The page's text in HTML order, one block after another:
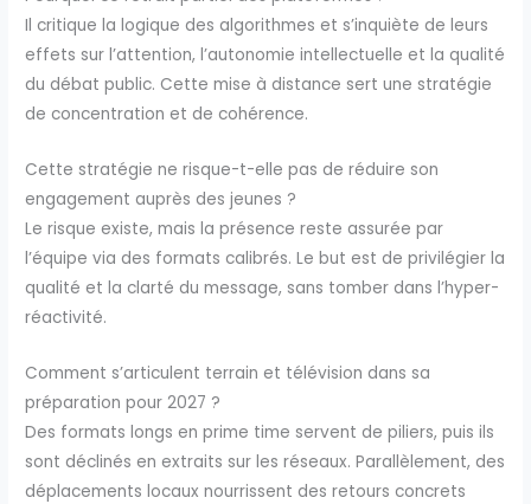
Il critique la logique des algorithmes et s’inquiète de leurs
effets sur l’attention, l’autonomie intellectuelle et la qualité
du débat public. Cette mise à distance sert une stratégie
de concentration et de cohérence.
Cette stratégie ne risque-t-elle pas de réduire son
engagement auprès des jeunes ?
Le risque existe, mais la présence reste assurée par
l’équipe via des formats calibrés. Le but est de privilégier la
qualité et la clarté du message, sans tomber dans l’hyper-
réactivité.
Comment s’articulent terrain et télévision dans sa
préparation pour 2027 ?
Des formats longs en prime time servent de piliers, puis ils
sont déclinés en extraits sur les réseaux. Parallèlement, des
déplacements locaux nourrissent des retours concrets